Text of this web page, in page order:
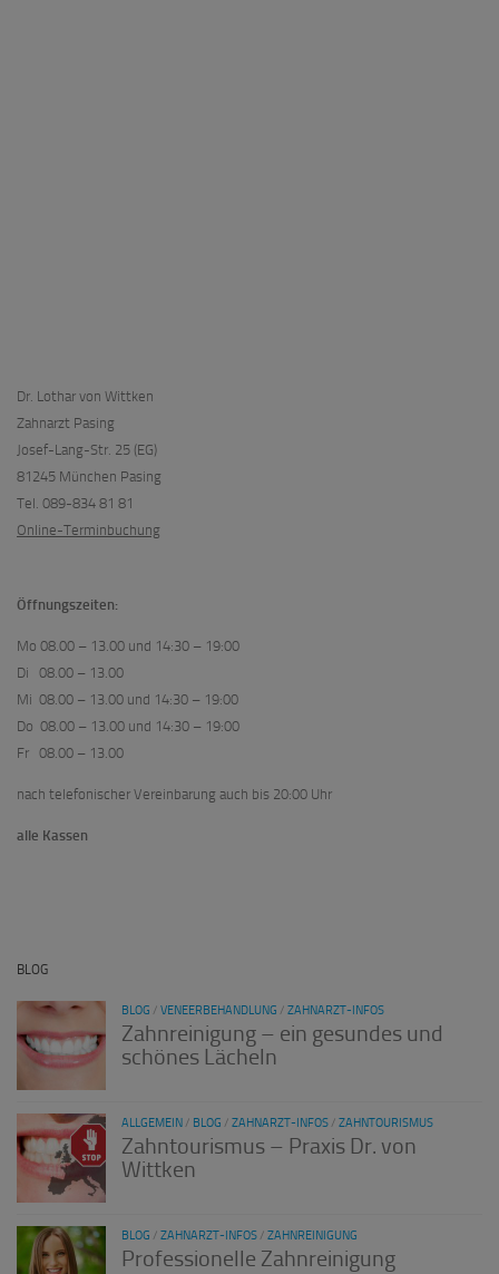
Dr. Lothar von Wittken
Zahnarzt Pasing
Josef-Lang-Str. 25 (EG)
81245 München Pasing
Tel. 089-834 81 81
Online-Terminbuchung
Öffnungszeiten:
Mo 08.00 – 13.00 und 14:30 – 19:00
Di 08.00 – 13.00
Mi 08.00 – 13.00 und 14:30 – 19:00
Do 08.00 – 13.00 und 14:30 – 19:00
Fr 08.00 – 13.00
nach telefonischer Vereinbarung auch bis 20:00 Uhr
alle Kassen
BLOG
BLOG / VENEERBEHANDLUNG / ZAHNARZT-INFOS
Zahnreinigung – ein gesundes und
schönes Lächeln
ALLGEMEIN / BLOG / ZAHNARZT-INFOS / ZAHNTOURISMUS
Zahntourismus – Praxis Dr. von
Wittken
BLOG / ZAHNARZT-INFOS / ZAHNREINIGUNG
Professionelle Zahnreinigung